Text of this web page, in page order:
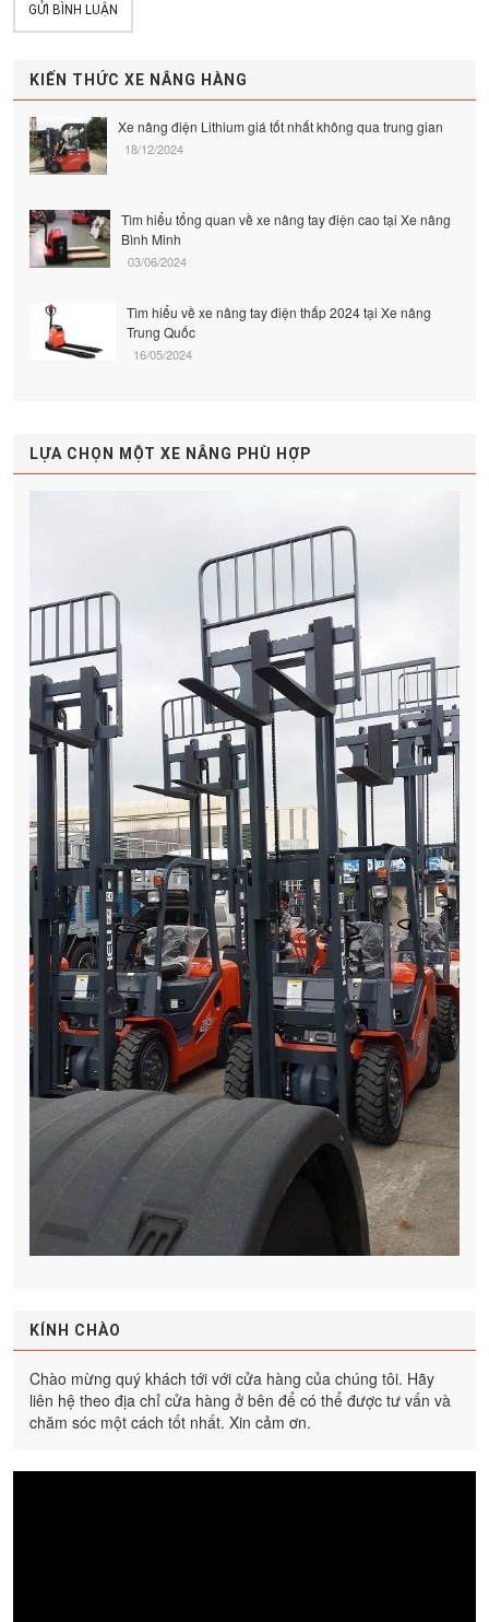
GỬI BÌNH LUẬN
KIẾN THỨC XE NÂNG HÀNG
Xe nâng điện Lithium giá tốt nhất không qua trung gian
18/12/2024
Tìm hiểu tổng quan về xe nâng tay điện cao tại Xe nâng
Bình Minh
03/06/2024
Tìm hiểu về xe nâng tay điện thấp 2024 tại Xe nâng
Trung Quốc
16/05/2024
LỰA CHỌN MỘT XE NÂNG PHÙ HỢP
KÍNH CHÀO
Chào mừng quý khách tới với cửa hàng của chúng tôi. Hãy
liên hệ theo địa chỉ cửa hàng ở bên để có thể được tư vấn và
chăm sóc một cách tốt nhất. Xin cảm ơn.